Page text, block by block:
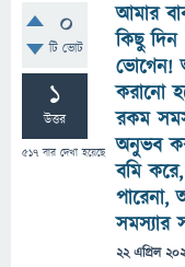
0
টি ভোট
1
উত্তর
517 বার দেখা হয়েছে
আমার
কিছু
ভোগেন!
করানো
রকম
অনুভব
বমি
সমস্যার
22 এপ্রিল